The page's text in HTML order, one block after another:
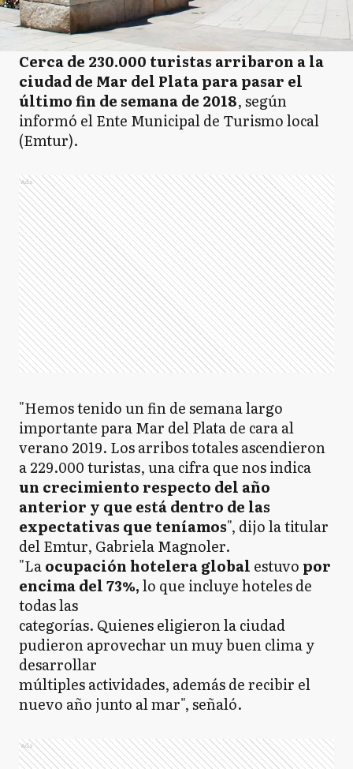
Cerca de 230.000 turistas arribaron a la
ciudad de Mar del Plata para pasar el
último fin de semana de 2018, según
informó el Ente Municipal de Turismo local
(Emtur).
Ads
"Hemos tenido un fin de semana largo
importante para Mar del Plata de cara al
verano 2019. Los arribos totales ascendieron
a 229.000 turistas, una cifra que nos indica
un crecimiento respecto del año
anterior y que está dentro de las
expectativas que teníamos", dijo la titular
del Emtur, Gabriela Magnoler.
"Laocupación hotelera global estuvo por
encima del 73%,lo que incluye hoteles de
todas las
categorías. Quienes eligieron la ciudad
pudieron aprovechar un muy buen clima y
desarrollar
múltiples actividades, además de recibir el
nuevo año junto al mar", señaló.
Ads